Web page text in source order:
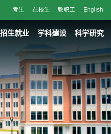
考生 在校生 教职工 English
招生就业 学科建设 科学研究